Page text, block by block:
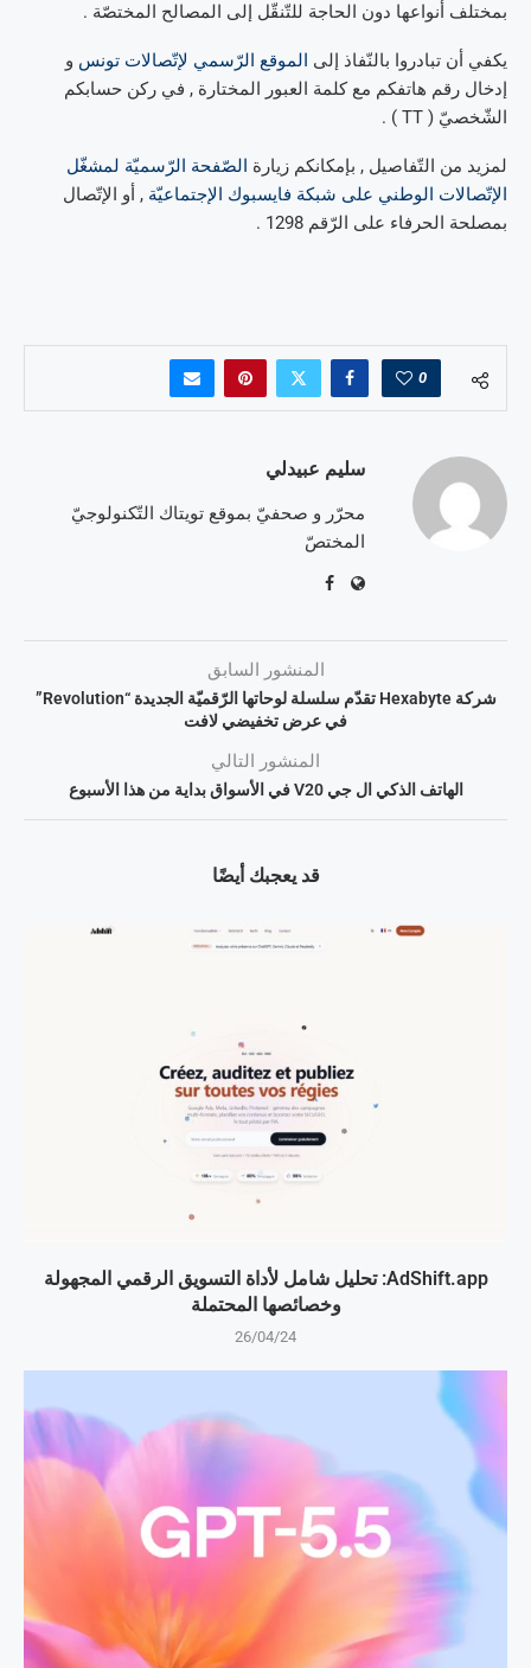
بمختلف أنواعها دون الحاجة للتّنقّل إلى المصالح المختصّة .
يكفي أن تبادروا بالنّفاذ إلى الموقع الرّسمي لإتّصالات تونس و
إدخال رقم هاتفكم مع كلمة العبور المختارة , في ركن حسابكم
الشّخصيّ ( TT ) .
لمزيد من التّفاصيل , بإمكانكم زيارة الصّفحة الرّسميّة لمشغّل
الإتّصالات الوطني على شبكة فايسبوك الإجتماعيّة , أو الإتّصال
بمصلحة الحرفاء على الرّقم 1298 .
0
سليم عبيدلي
محرّر و صحفيّ بموقع تويتاك التّكنولوجيّ
المختصّ
المنشور السابق
شركة Hexabyte تقدّم سلسلة لوحاتها الرّقميّة الجديدة “Revolution”
في عرض تخفيضي لافت
المنشور التالي
الهاتف الذكي ال جي V20 في الأسواق بداية من هذا الأسبوع
قد يعجبك أيضًا
AdShift.app: تحليل شامل لأداة التسويق الرقمي المجهولة
وخصائصها المحتملة
26/04/24